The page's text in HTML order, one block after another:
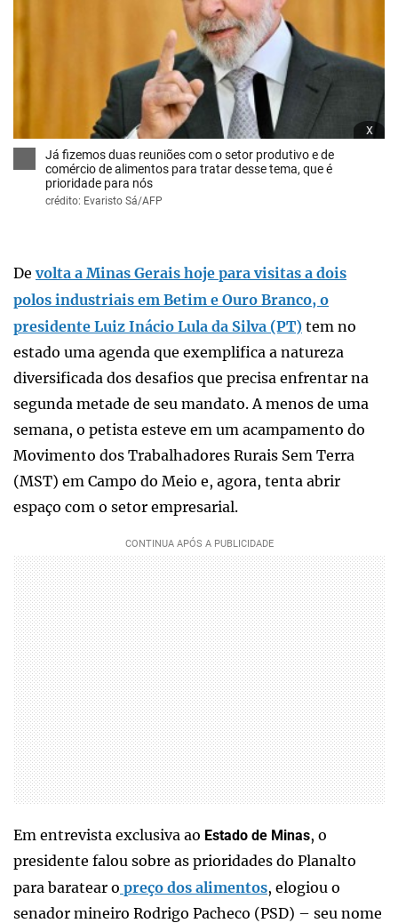
x
Já fizemos duas reuniões com o setor produtivo e de
comércio de alimentos para tratar desse tema, que é
prioridade para nós
crédito: Evaristo Sá/AFP
De volta a Minas Gerais hoje para visitas a dois
polos industriais em Betim e Ouro Branco, o
presidente Luiz Inácio Lula da Silva (PT) tem no
estado uma agenda que exemplifica a natureza
diversificada dos desafios que precisa enfrentar na
segunda metade de seu mandato. A menos de uma
semana, o petista esteve em um acampamento do
Movimento dos Trabalhadores Rurais Sem Terra
(MST) em Campo do Meio e, agora, tenta abrir
espaço com o setor empresarial.
Em entrevista exclusiva ao Estado de Minas, o
presidente falou sobre as prioridades do Planalto
para baratear o preço dos alimentos, elogiou o
senador mineiro Rodrigo Pacheco (PSD) – seu nome